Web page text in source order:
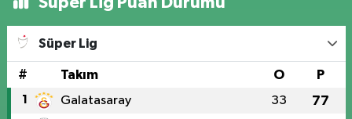
Süper Lig
# Takım O P
1 Galatasaray 33 77